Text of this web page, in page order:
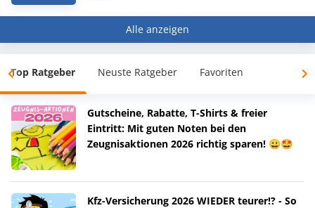
Alle anzeigen
Top Ratgeber Neuste Ratgeber Favoriten
Gutscheine, Rabatte, T-Shirts & freier
Eintritt: Mit guten Noten bei den
Zeugnisaktionen 2026 richtig sparen! 😀🤩
Kfz-Versicherung 2026 WIEDER teurer!? - So